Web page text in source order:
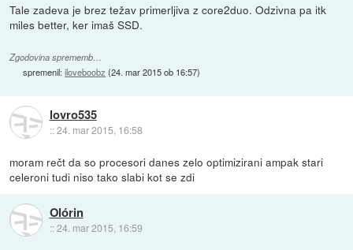
Tale zadeva je brez težav primerljiva z core2duo. Odzivna pa itk
miles better, ker imaš SSD.
Zgodovina sprememb…
spremenil:iloveboobz (24. mar 2015 ob 16:57)
lovro535
::24. mar 2015, 16:58
moram rečt da so procesori danes zelo optimizirani ampak stari
celeroni tudi niso tako slabi kot se zdi
Olórin
::24. mar 2015, 16:59